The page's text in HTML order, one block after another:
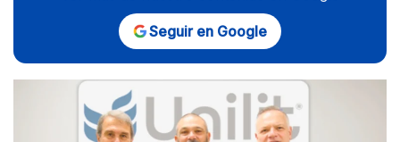
Seguir en Google